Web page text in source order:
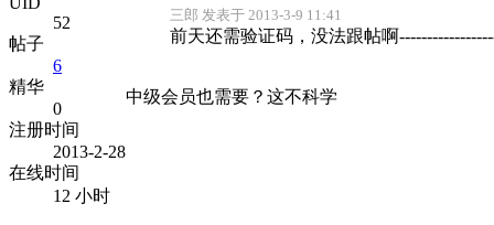
52
帖子
6
精华
0
注册时间
2013-2-28
在线时间
12 小时
三郎 发表于 2013-3-9 11:41
前天还需验证码，没法跟帖啊
中级会员也需要？这不科学